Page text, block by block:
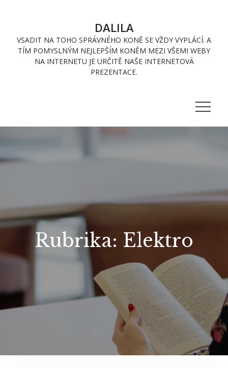
content
DALILA
VSADIT NA TOHO SPRÁVNÉHO KONĚ SE VŽDY VYPLÁCÍ. A
TÍM POMYSLNÝM NEJLEPŠÍM KONĚM MEZI VŠEMI WEBY
NA INTERNETU JE URČITĚ NAŠE INTERNETOVÁ
PREZENTACE.
Rubrika: Elektro